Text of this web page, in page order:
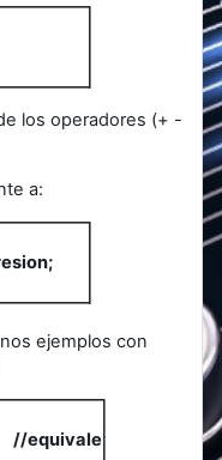
los operadores (+ -
a:
ejemplos con
//equivale